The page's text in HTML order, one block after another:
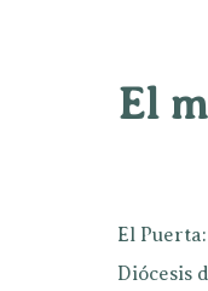
El
El
Diócesis